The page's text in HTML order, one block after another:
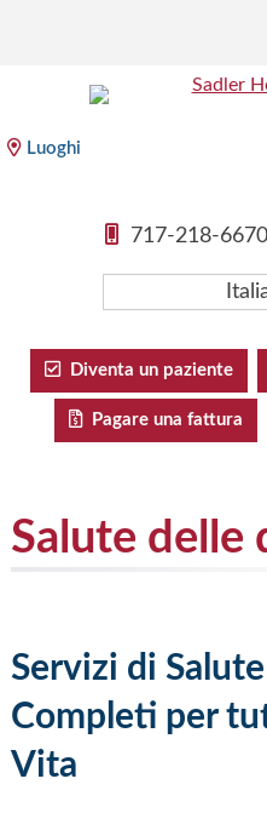
contenuto
Luoghi
717-218-6670
Diventa un paziente
Pagare una fattura
Salute delle
Servizi di
Completi per
Vita